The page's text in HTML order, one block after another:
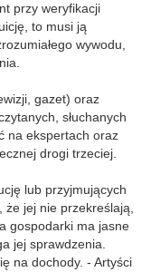
przy weryfikacji
to musi ją
wywodu,
gazet) oraz
słuchanych
na ekspertach oraz
drogi trzeciej.
lub przyjmujących
jej nie przekreślają,
gospodarki ma jasne
jej sprawdzenia.
na dochody. - Artyści